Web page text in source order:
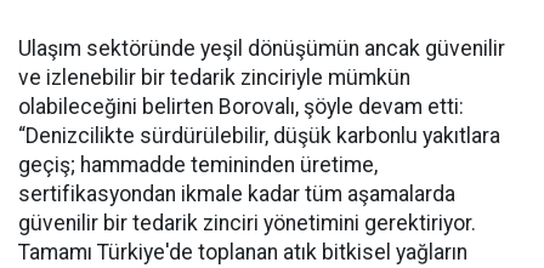
Ulaşım sektöründe yeşil dönüşümün ancak güvenilir
ve izlenebilir bir tedarik zinciriyle mümkün
olabileceğini belirten Borovalı, şöyle devam etti:
“Denizcilikte sürdürülebilir, düşük karbonlu yakıtlara
geçiş; hammadde temininden üretime,
sertifikasyondan ikmale kadar tüm aşamalarda
güvenilir bir tedarik zinciri yönetimini gerektiriyor.
Tamamı Türkiye'de toplanan atık bitkisel yağların